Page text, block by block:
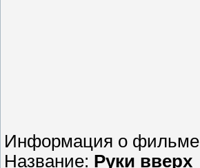
Информация о фильме
Название: Руки вверх